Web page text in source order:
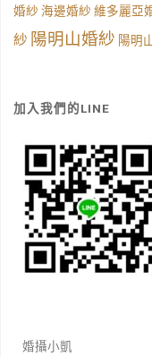
婚紗 海邊婚紗 維多麗亞
紗 陽明山婚紗 陽明
加入我們的LINE
婚攝小凱